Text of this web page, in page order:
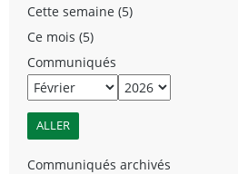
Cette semaine (5)
Ce mois (5)
Communiqués
Communiqués archivés